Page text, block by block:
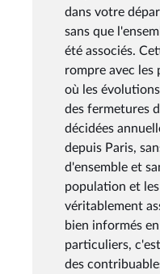
dans votre
sans que
été associés.
rompre avec les
où les
des fermetures
décidées
depuis Paris,
d'ensemble et
population et
véritablement
bien informés
particuliers,
des